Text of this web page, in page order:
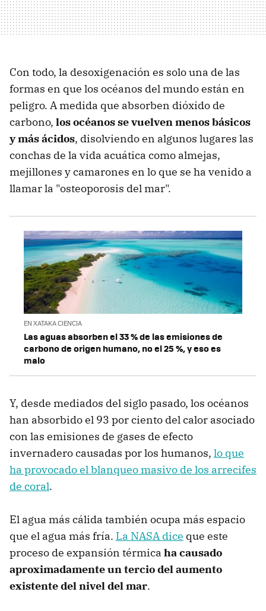
Con todo, la desoxigenación es solo una de las
formas en que los océanos del mundo están en
peligro. A medida que absorben dióxido de
carbono, los océanos se vuelven menos básicos
y más ácidos, disolviendo en algunos lugares las
conchas de la vida acuática como almejas,
mejillones y camarones en lo que se ha venido a
llamar la "osteoporosis del mar".
EN XATAKA CIENCIA
Las aguas absorben el 33 % de las emisiones de
carbono de origen humano, no el 25 %, y eso es
malo
Y, desde mediados del siglo pasado, los océanos
han absorbido el 93 por ciento del calor asociado
con las emisiones de gases de efecto
invernadero causadas por los humanos, lo que
ha provocado el blanqueo masivo de los arrecifes
de coral.
El agua más cálida también ocupa más espacio
que el agua más fría. La NASA dice que este
proceso de expansión térmica ha causado
aproximadamente un tercio del aumento
existente del nivel del mar.